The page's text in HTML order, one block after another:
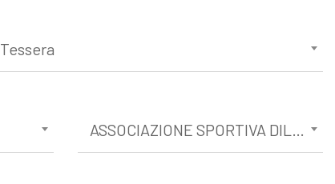
Tessera
ASSOCIAZIONE SPORTIVA DILETTANTISTICA BOXE SIENA MENS SANA